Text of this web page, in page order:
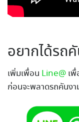
อยากได้รถ
เพิ่มเพื่อน Line@ เ
ก่อนจะพลาดรถคันง